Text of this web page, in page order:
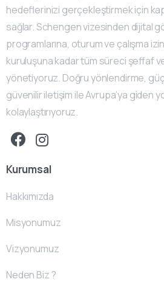
hedeflerinizi gerçekleştirmek için
sağlar. Schengen vizesinden dijital
programlarına, oturum ve çalışma
kuruluşuna kadar tüm süreci şeffaf
yönetiyoruz. Doğru yönlendirme,
güvenilir iletişim ile Avrupa’ya giden
kolaylaştırıyoruz.
Kurumsal
Hakkımızda
Misyonumuz
Vizyonumuz
Neden Biz ?